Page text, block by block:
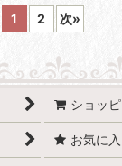
1 2 次»
ショッ
お気に入